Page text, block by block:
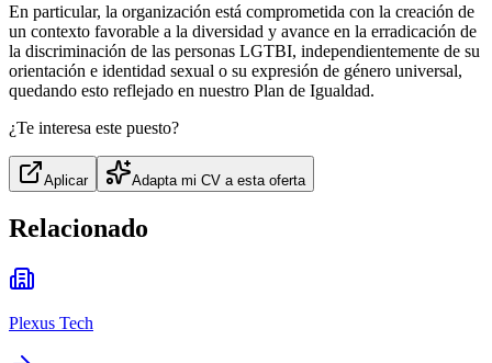
En particular, la organización está comprometida con la creación de
un contexto favorable a la diversidad y avance en la erradicación de
la discriminación de las personas LGTBI, independientemente de su
orientación e identidad sexual o su expresión de género universal,
quedando esto reflejado en nuestro Plan de Igualdad.
¿Te interesa este puesto?
Aplicar Adapta mi CV a esta oferta
Relacionado
Plexus Tech